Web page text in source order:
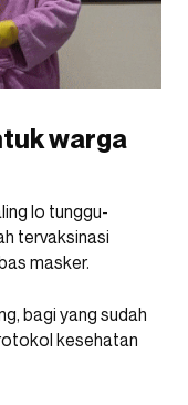
warga
lo tunggu-
tervaksinasi
masker.
bagi yang sudah
kesehatan